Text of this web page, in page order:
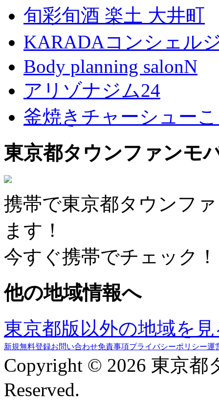
旬彩旬酒 楽土 大井町
KARADAコンシェル
Body planning salonN
アリゾナジム24
釜焼きチャーシュー
東京都タウンファンモ
携帯で東京都タウンフ
ます！
今すぐ携帯でチェック！
他の地域情報へ
東京都版以外の地域を
新規無料登録お問い合わせ免責事項プライバシーポリシー運
Copyright © 2026 東京
Reserved.